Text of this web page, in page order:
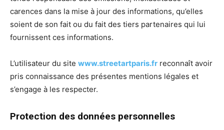
carences dans la mise à jour des informations, qu’elles
soient de son fait ou du fait des tiers partenaires qui lui
fournissent ces informations.
L’utilisateur du site www.streetartparis.fr reconnaît avoir
pris connaissance des présentes mentions légales et
s’engage à les respecter.
Protection des données personnelles